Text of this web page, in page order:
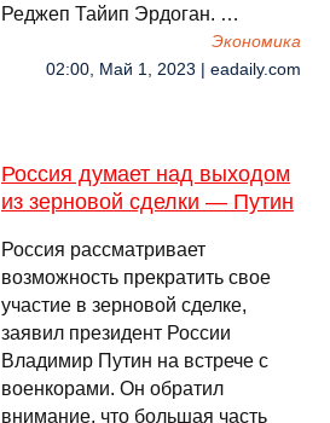
Реджеп Тайип Эрдоган. …
Экономика
02:00, Май 1, 2023 | eadaily.com
Россия думает над выходом
из зерновой сделки — Путин
Россия рассматривает
возможность прекратить свое
участие в зерновой сделке,
заявил президент России
Владимир Путин на встрече с
военкорами. Он обратил
внимание, что большая часть